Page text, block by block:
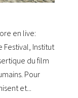
en live:
Festival, Institut
du film
Pour
et...